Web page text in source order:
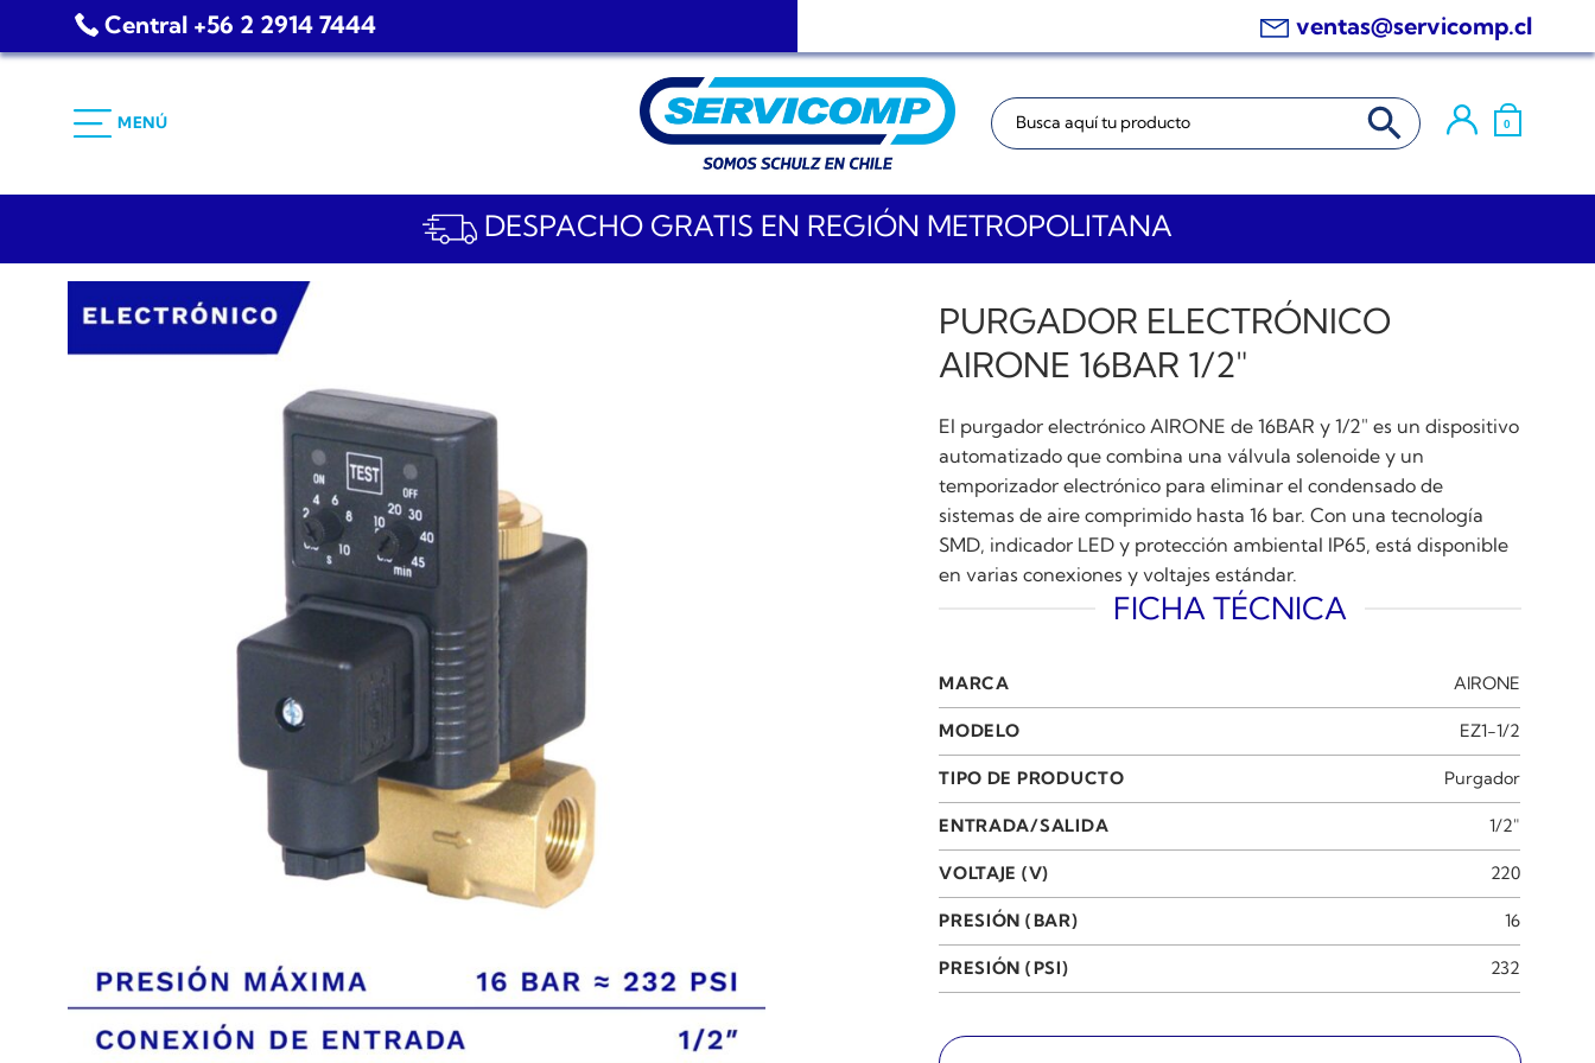
Central +56 2 2914 7444 ventas@servicomp.cl
MENÚ
Buscar: BOTÓN DE BÚSQUEDA
0
DESPACHO GRATIS EN REGIÓN METROPOLITANA
PURGADOR ELECTRÓNICO
AIRONE 16BAR 1/2″
El purgador electrónico AIRONE de 16BAR y 1/2″ es un dispositivo
automatizado que combina una válvula solenoide y un
temporizador electrónico para eliminar el condensado de
sistemas de aire comprimido hasta 16 bar. Con una tecnología
SMD, indicador LED y protección ambiental IP65, está disponible
en varias conexiones y voltajes estándar.
FICHA TÉCNICA
MARCA AIRONE
MODELO EZ1-1/2
TIPO DE PRODUCTO Purgador
ENTRADA/SALIDA 1/2"
VOLTAJE (V) 220
PRESIÓN (BAR) 16
PRESIÓN (PSI) 232